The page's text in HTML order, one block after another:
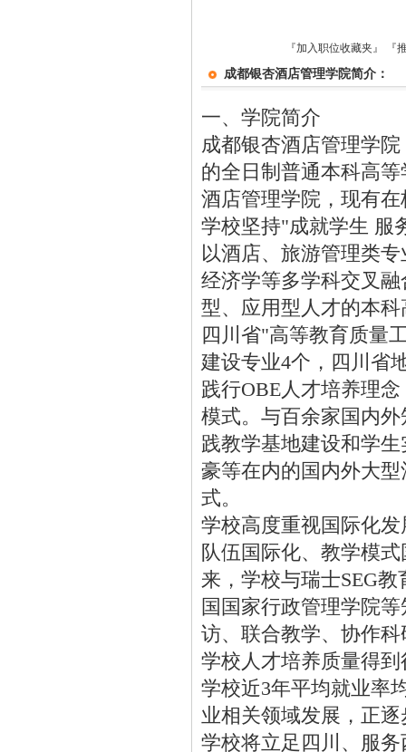
『加入职位收藏夹』 『
成都银杏酒店管理学院简介：
一、学院简介
成都银杏酒店管理学
的全日制普通本科高
酒店管理学院，现有
学校坚持"成就学生 服
以酒店、旅游管理类
经济学等多学科交叉
型、应用型人才的本
四川省"高等教育质量
建设专业4个，四川省
践行OBE人才培养理
模式。与百余家国内
践教学基地建设和学
豪等在内的国内外大
式。
学校高度重视国际化
队伍国际化、教学模
来，学校与瑞士SEG
国国家行政管理学院
访、联合教学、协作
学校人才培养质量得
学校近3年平均就业率
业相关领域发展，正
学校将立足四川、服